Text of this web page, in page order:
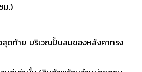
ม.)
สุดท้าย บริเวณปั้นลมของหลังคาทรง